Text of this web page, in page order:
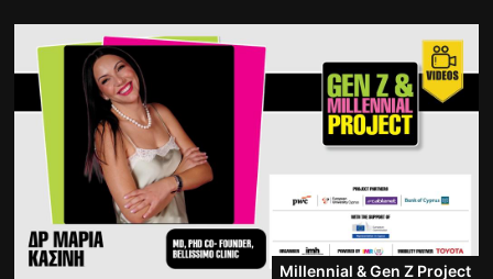
Millennial & Gen Z Project